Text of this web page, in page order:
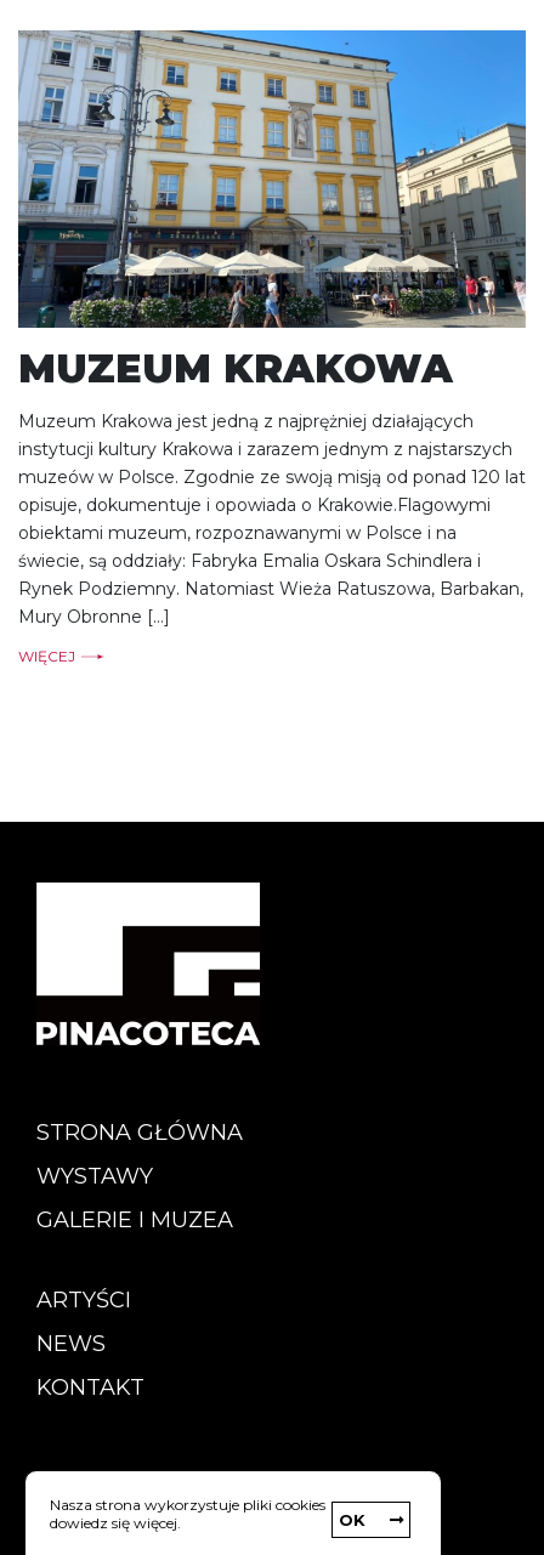
MUZEUM KRAKOWA
Muzeum Krakowa jest jedną z najprężniej działających
instytucji kultury Krakowa i zarazem jednym z najstarszych
muzeów w Polsce. Zgodnie ze swoją misją od ponad 120 lat
opisuje, dokumentuje i opowiada o Krakowie.Flagowymi
obiektami muzeum, rozpoznawanymi w Polsce i na
świecie, są oddziały: Fabryka Emalia Oskara Schindlera i
Rynek Podziemny. Natomiast Wieża Ratuszowa, Barbakan,
Mury Obronne […]
WIĘCEJ
STRONA GŁÓWNA
WYSTAWY
GALERIE I MUZEA
ARTYŚCI
NEWS
KONTAKT
Copyright © Pinacoteca
Polityka prywatności
Nasza strona wykorzystuje pliki cookies
dowiedz się więcej.
OK